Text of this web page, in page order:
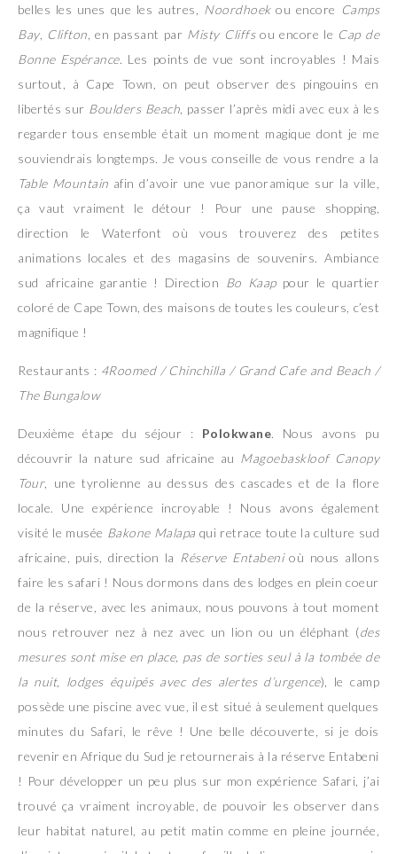
belles les unes que les autres, Noordhoekou encore Camps
Bay, Clifton , en passant par Misty Cliffsou encore le Cap de
Bonne Espérance. Les points de vue sont incroyables ! Mais
surtout, à Cape Town, on peut observer des pingouins en
libertés sur Boulders Beach , passer l’après midi avec eux à les
regarder tous ensemble était un moment magique dont je me
souviendrais longtemps. Je vous conseille de vous rendre a la
Table Mountain afin d’avoir une vue panoramique sur la ville,
ça vaut vraiment le détour ! Pour une pause shopping,
direction le Waterfont où vous trouverez des petites
animations locales et des magasins de souvenirs. Ambiance
sud africaine garantie ! Direction Bo Kaappour le quartier
coloré de Cape Town, des maisons de toutes les couleurs, c’est
magnifique !
Restaurants : 4Roomed / Chinchilla / Grand Cafe and Beach /
The Bungalow
Deuxième étape du séjour : Polokwane. Nous avons pu
découvrir la nature sud africaine au Magoebaskloof Canopy
Tour, une tyrolienne au dessus des cascades et de la flore
locale. Une expérience incroyable ! Nous avons également
visité le musée Bakone Malapa qui retrace toute la culture sud
africaine, puis, direction la Réserve Entabenioù nous allons
faire les safari ! Nous dormons dans des lodges en plein coeur
de la réserve, avec les animaux, nous pouvons à tout moment
nous retrouver nez à nez avec un lion ou un éléphant (des
mesures sont mise en place, pas de sorties seul à la tombée de
la nuit, lodges équipés avec des alertes d’urgence), le camp
possède une piscine avec vue, il est situé à seulement quelques
minutes du Safari, le rêve ! Une belle découverte, si je dois
revenir en Afrique du Sud je retournerais à la réserve Entabeni
! Pour développer un peu plus sur mon expérience Safari, j’ai
trouvé ça vraiment incroyable, de pouvoir les observer dans
leur habitat naturel, au petit matin comme en pleine journée,